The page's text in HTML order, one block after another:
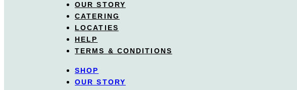
OUR STORY
CATERING
LOCATIES
HELP
TERMS & CONDITIONS
SHOP
OUR STORY